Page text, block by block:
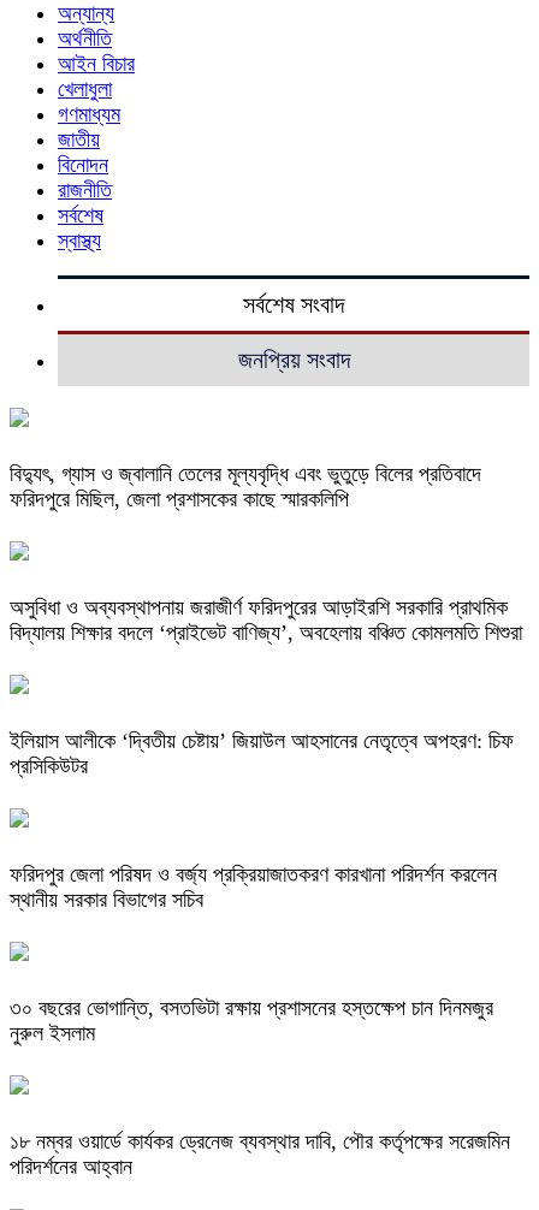
অন্যান্য
অর্থনীতি
আইন বিচার
খেলাধুলা
গণমাধ্যম
জাতীয়
বিনোদন
রাজনীতি
সর্বশেষ
স্বাস্থ্য
সর্বশেষ সংবাদ
জনপ্রিয় সংবাদ
বিদ্যুৎ, গ্যাস ও জ্বালানি তেলের মূল্যবৃদ্ধি এবং ভুতুড়ে বিলের প্রতিবাদে
ফরিদপুরে মিছিল, জেলা প্রশাসকের কাছে স্মারকলিপি
অসুবিধা ও অব্যবস্থাপনায় জরাজীর্ণ ফরিদপুরের আড়াইরশি সরকারি প্রাথমিক
বিদ্যালয় শিক্ষার বদলে ‘প্রাইভেট বাণিজ্য’, অবহেলায় বঞ্চিত কোমলমতি শিশুরা
ইলিয়াস আলীকে ‘দ্বিতীয় চেষ্টায়’ জিয়াউল আহসানের নেতৃত্বে অপহরণ: চিফ
প্রসিকিউটর
ফরিদপুর জেলা পরিষদ ও বর্জ্য প্রক্রিয়াজাতকরণ কারখানা পরিদর্শন করলেন
স্থানীয় সরকার বিভাগের সচিব
৩০ বছরের ভোগান্তি, বসতভিটা রক্ষায় প্রশাসনের হস্তক্ষেপ চান দিনমজুর
নুরুল ইসলাম
১৮ নম্বর ওয়ার্ডে কার্যকর ড্রেনেজ ব্যবস্থার দাবি, পৌর কর্তৃপক্ষের সরেজমিন
পরিদর্শনের আহ্বান